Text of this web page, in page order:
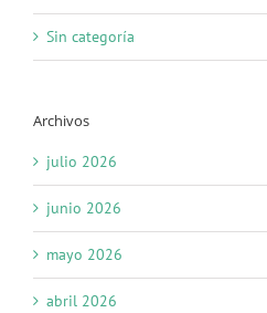
Sin categoría
Archivos
julio 2026
junio 2026
mayo 2026
abril 2026